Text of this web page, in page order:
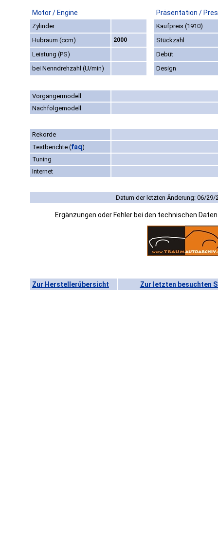
Motor / Engine Präsentation /
Zylinder
Kaufpreis (1910)
Hubraum (ccm)
2000
Stückzahl
Leistung (PS)
Debüt
bei Nenndrehzahl (U/min)
Design
Vorgängermodell
Nachfolgemodell
Rekorde
Testberichte (faq)
Tuning
Internet
Datum der letzten Änderung: 06/29/
Ergänzungen oder Fehler bei den technischen
Zur Herstellerübersicht Zur letzten besuchten